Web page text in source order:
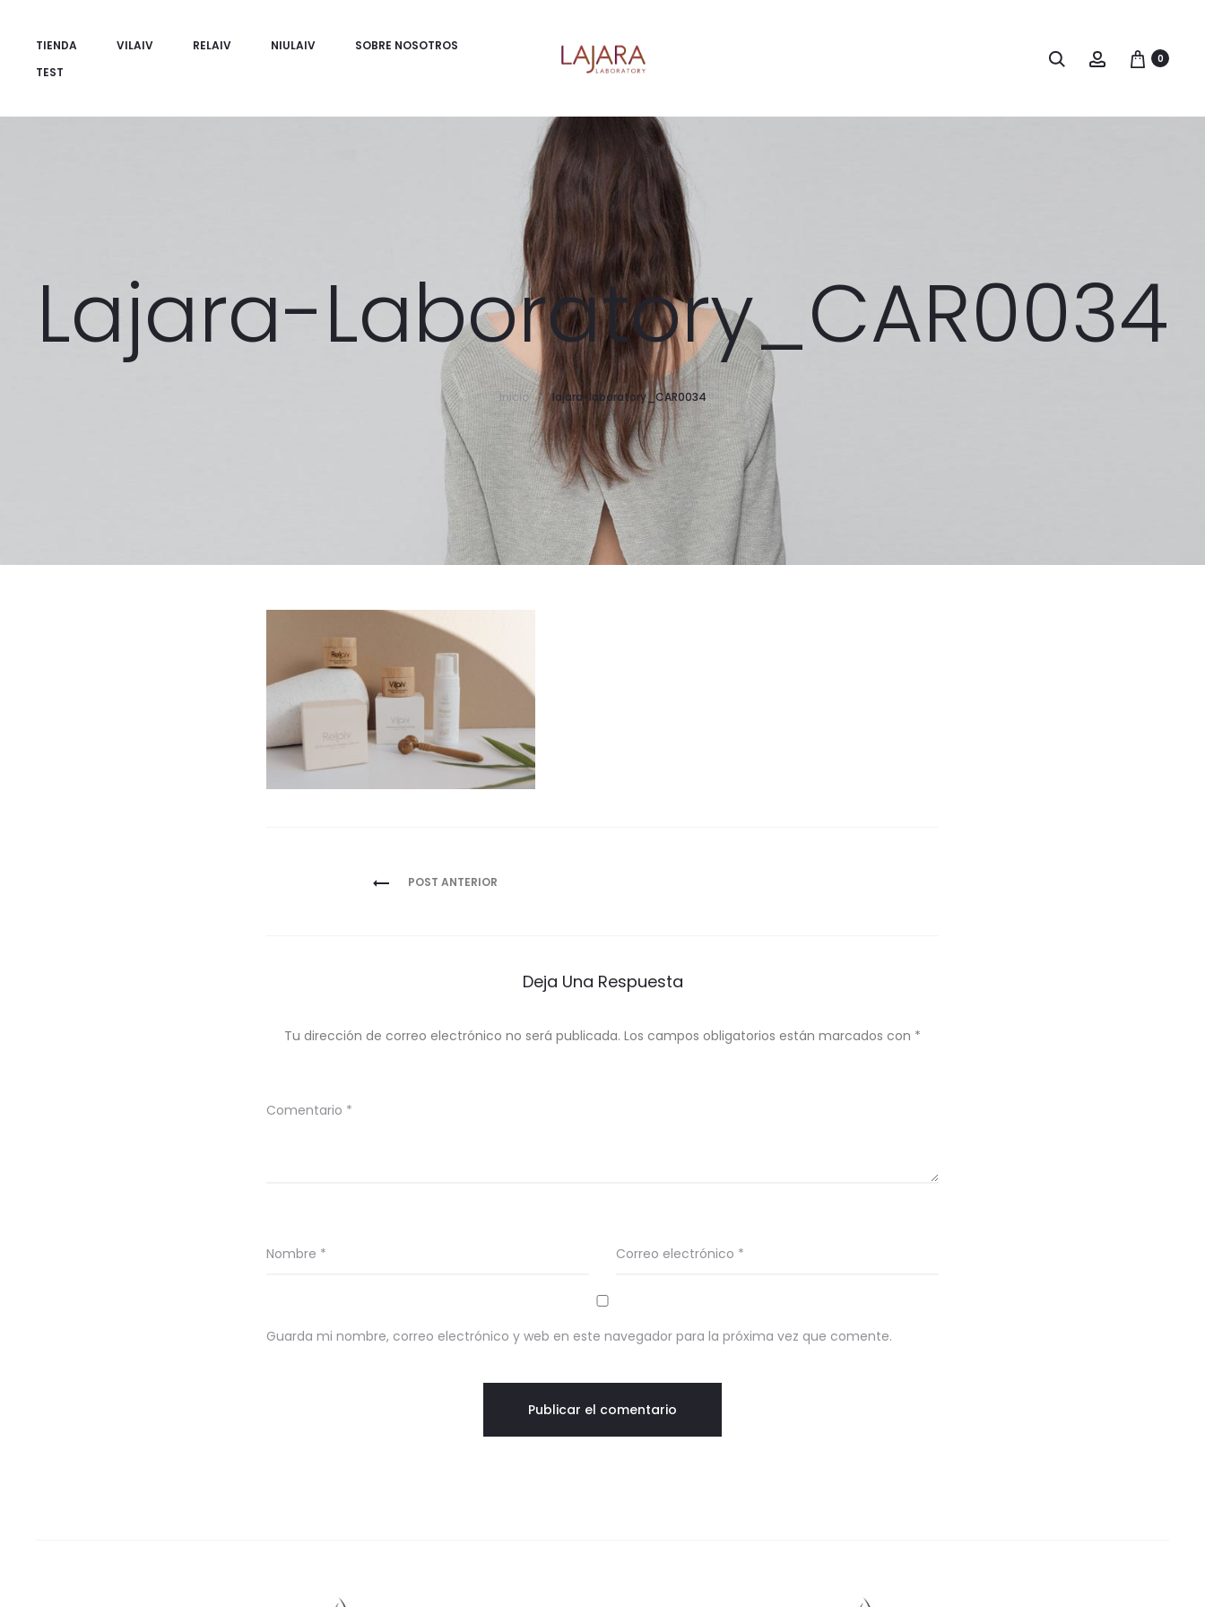
TIENDA VILAIV RELAIV NIULAIV
SOBRE NOSOTROS
TEST
Buscar Account0
Lajara-Laboratory_CAR0034
Inicio lajara-laboratory_CAR0034
NavegaciónPOST ANTERIOR
Deja Una Respuesta
Tu dirección de correo electrónico no será publicada. Los campos obligatorios están marcados con *
Comentario *
Nombre * Correo electrónico *
Guarda mi nombre, correo electrónico y web en este navegador para la próxima vez que comente.